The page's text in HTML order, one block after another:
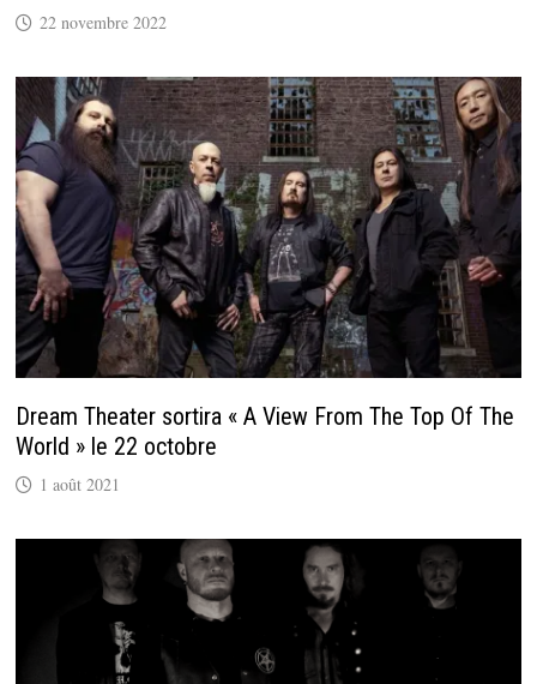
22 novembre 2022
Dream Theater sortira « A View From The Top Of The
World » le 22 octobre
1 août 2021